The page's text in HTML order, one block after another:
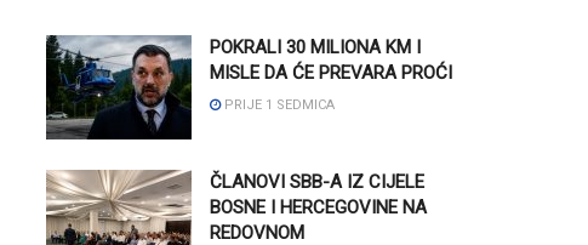
POKRALI 30 MILIONA KM I
MISLE DA ĆE PREVARA PROĆI
PRIJE 1 SEDMICA
ČLANOVI SBB-A IZ CIJELE
BOSNE I HERCEGOVINE NA
REDOVNOM